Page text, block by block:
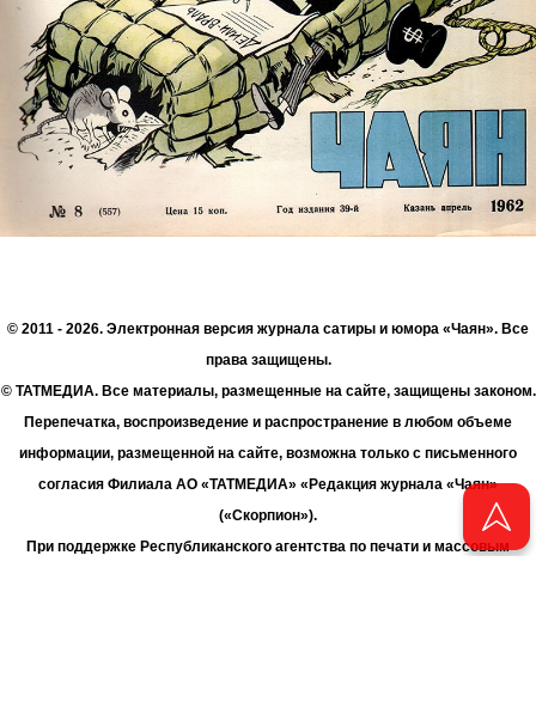
© 2011 - 2026. Электронная версия журнала сатиры и юмора «Чаян». Все
права защищены.
© ТАТМЕДИА. Все материалы, размещенные на сайте, защищены законом.
Перепечатка, воспроизведение и распространение в любом объеме
информации, размещенной на сайте, возможна только с письменного
согласия Филиала АО «ТАТМЕДИА» «Редакция журнала «Чаян»
(«Скорпион»).
При поддержке Республиканского агентства по печати и массовым